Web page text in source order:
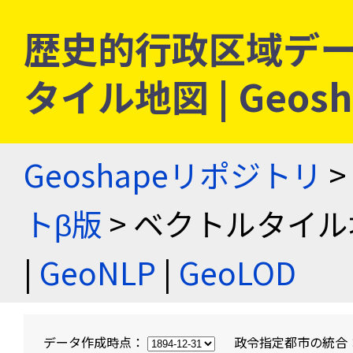
歴史的行政区域デ
タイル地図 |
Geoshapeリポジトリ >
トβ版 > ベクトルタイ
| GeoNLP | GeoLOD
データ作成時点： 政令指定都市の統